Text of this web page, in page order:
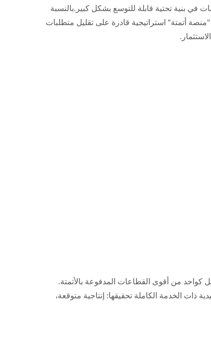
في بنية تحتية قابلة للتوسع بشكل كبير.بالنسبة
أتمتة" استراتيجية قادرة على تقليل متطلبات
سوق سوشي حزام النقل كواحد من أقوى القطاعات المدفوعة بالأتمتة.
ذات الخدمة الكاملة تحقيقها: إنتاجية متوقعة،